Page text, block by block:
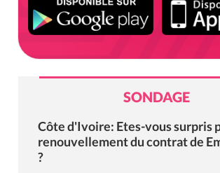
SONDAGE
Côte d'Ivoire: Etes-vous surpris
renouvellement du contrat de
?